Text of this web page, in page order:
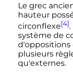
Le grec
hauteur
circonflexe[4]
système de
d'oppositions
plusieurs
qu'externes.